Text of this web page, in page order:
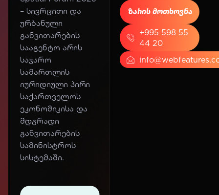
– სივრცითი და
ურბანული
განვითარების
სააგენტო არის
საჯარო
სამართლის
იურიდიული პირი
საქართველოს
ეკონომიკისა და
მდგრადი
განვითარების
სამინისტროს
სისტემაში.
+995 598 55
44 20